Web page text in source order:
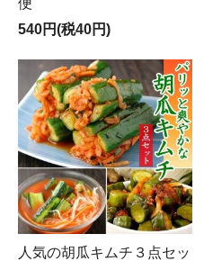
便
540円(税40円)
人気の胡瓜キムチ３点セッ